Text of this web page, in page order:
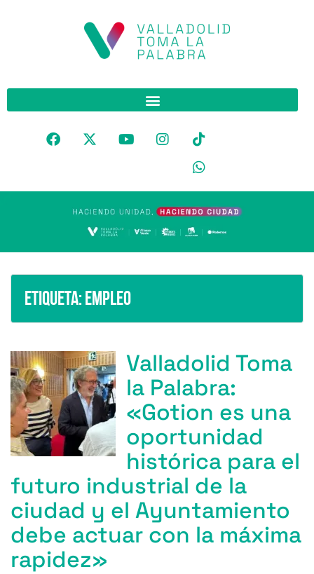
Etiqueta:Empleo
Valladolid Toma
la Palabra:
«Gotion es una
oportunidad
histórica para el
futuro industrial de la
ciudad y el Ayuntamiento
debe actuar con la máxima
rapidez»